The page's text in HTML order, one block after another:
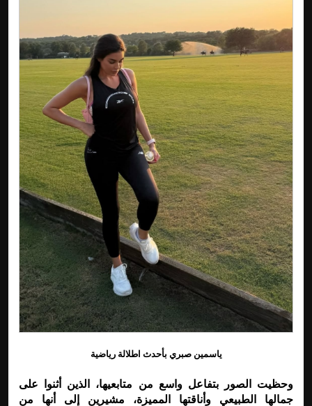
ياسمين صبري بأحدث اطلالة رياضية
وحظيت الصور بتفاعل واسع من متابعيها، الذين أثنوا على
جمالها الطبيعي وأناقتها المميزة، مشيرين إلى أنها من